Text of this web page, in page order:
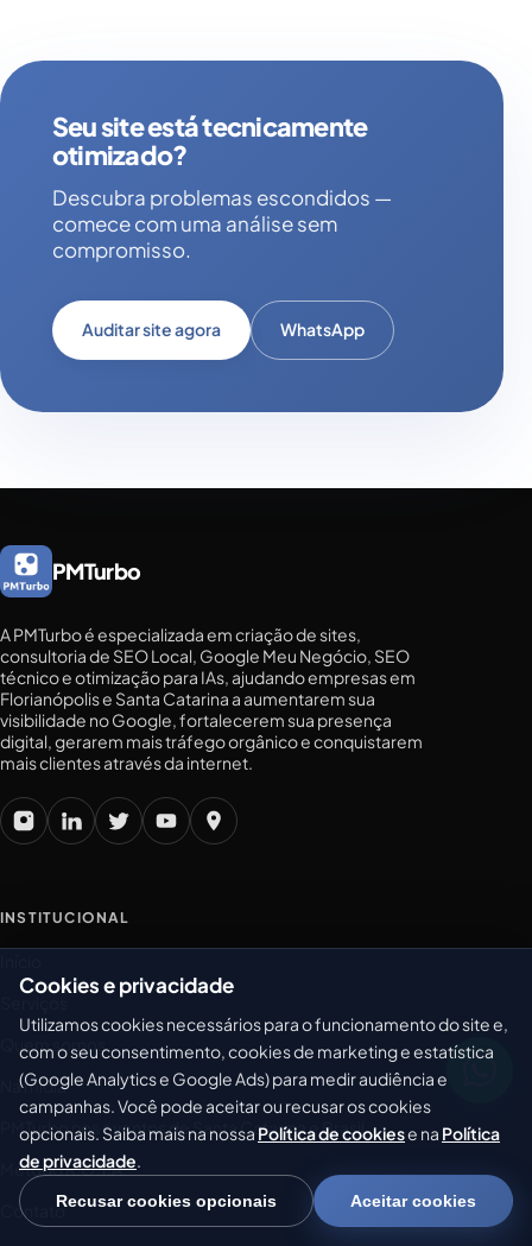
Seu site está tecnicamente
otimizado?
Descubra problemas escondidos —
comece com uma análise sem
compromisso.
Auditar site agora WhatsApp
PMTurbo
A PMTurbo é especializada em criação de sites,
consultoria de SEO Local, Google Meu Negócio, SEO
técnico e otimização para IAs, ajudando empresas em
Florianópolis e Santa Catarina a aumentarem sua
visibilidade no Google, fortalecerem sua presença
digital, gerarem mais tráfego orgânico e conquistarem
mais clientes através da internet.
INSTITUCIONAL
Quem somos
Na mídia
PMTurbo nos eventos de Santa Catarina e Brasil
Método R.O.T.A.
Contato
Cookies e privacidade
Utilizamos cookies necessários para o funcionamento do site e,
com o seu consentimento, cookies de marketing e estatística
(Google Analytics e Google Ads) para medir audiência e
campanhas. Você pode aceitar ou recusar os cookies
opcionais. Saiba mais na nossa Política de cookiese na Política
de privacidade.
Recusar cookies opcionais Aceitar cookies